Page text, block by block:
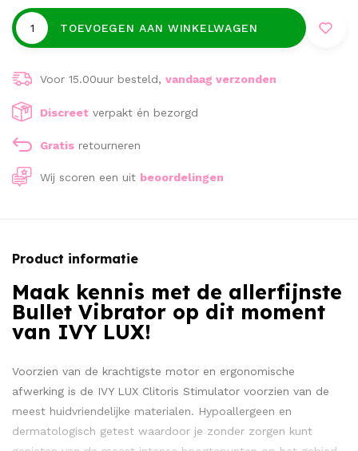
TOEVOEGEN AAN WINKELWAGEN
Voor 15.00uur besteld, vandaag verzonden
Discreet verpakt én bezorgd
Gratis retourneren
Wij scoren een uit beoordelingen
Product informatie
Maak kennis met de allerfijnste
Bullet Vibrator op dit moment
van IVY LUX!
Voorzien van de krachtigste motor en ergonomische
afwerking is de IVY LUX Clitoris Stimulator voorzien van de
meest huidvriendelijke materialen. Hypoallergeen en
dermatologisch getest waardoor je zonder zorgen kunt